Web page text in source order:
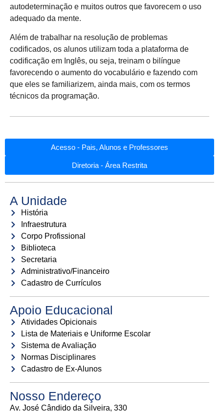
autodeterminação e muitos outros que favorecem o uso
adequado da mente.
Além de trabalhar na resolução de problemas
codificados, os alunos utilizam toda a plataforma de
codificação em Inglês, ou seja, treinam o bilíngue
favorecendo o aumento do vocabulário e fazendo com
que eles se familiarizem, ainda mais, com os termos
técnicos da programação.
Acesso - Pais, Alunos e Professores
Diretoria - Área Restrita
A Unidade
História
Infraestrutura
Corpo Profissional
Biblioteca
Secretaria
Administrativo/Financeiro
Cadastro de Currículos
Apoio Educacional
Atividades Opicionais
Lista de Materiais e Uniforme Escolar
Sistema de Avaliação
Normas Disciplinares
Cadastro de Ex-Alunos
Nosso Endereço
Av. José Cândido da Silveira, 330